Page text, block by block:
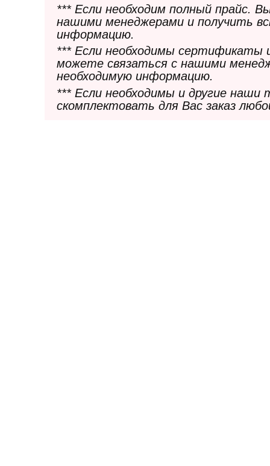
*** Если необходим полный прайс.
нашими менеджерами и получить
информацию.
*** Если необходимы сертификаты
можете связаться с нашими
необходимую информацию.
*** Если необходимы и другие
скомплектовать для Вас заказ